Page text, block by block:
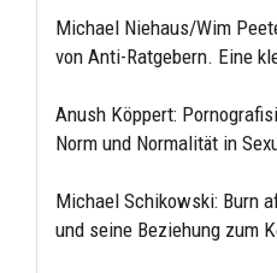
Michael Niehaus/Wim
von Anti-Ratgebern. Eine
Anush Köppert:
Norm und Normalität in
Michael Schikowski: Burn
und seine Beziehung zum